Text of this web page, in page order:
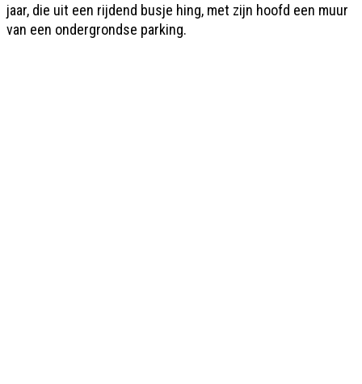
jaar, die uit een rijdend busje hing, met zijn hoofd een muur
van een ondergrondse parking.